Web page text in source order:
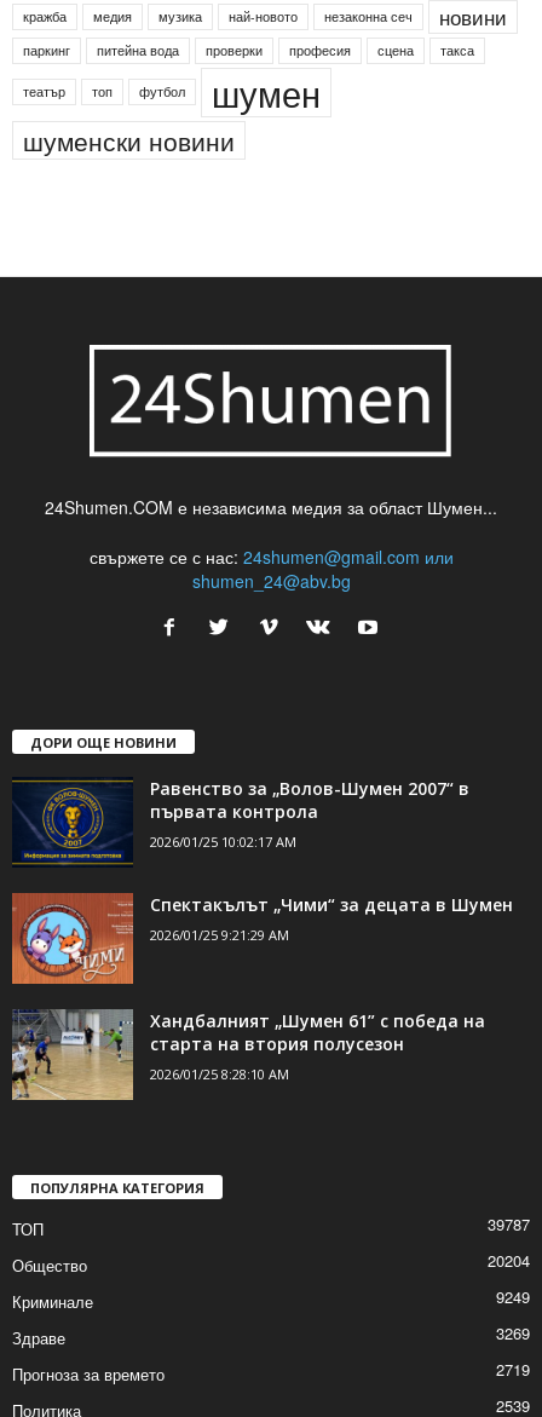
кражба медия музика най-новото незаконна сеч новини
паркинг питейна вода проверки професия сцена такса
театър топ футбол шумен
шуменски новини
24Shumen.COM е независима медия за област Шумен...
свържете се с нас: 24shumen@gmail.com или
shumen_24@abv.bg
ДОРИ ОЩЕ НОВИНИ
Равенство за „Волов-Шумен 2007“ в
първата контрола
2026/01/25 10:02:17 AM
Спектакълът „Чими“ за децата в Шумен
2026/01/25 9:21:29 AM
Хандбалният „Шумен 61” с победа на
старта на втория полусезон
2026/01/25 8:28:10 AM
ПОПУЛЯРНА КАТЕГОРИЯ
ТОП
39787
Общество
20204
Криминале
9249
Здраве
3269
Прогноза за времето
2719
Политика
2539